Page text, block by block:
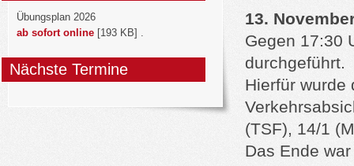
13.
Gegen 17:30
durchgeführt.
Hierfür wurde
(TSF), 14/1
Das Ende
Übungsplan 2026
ab sofort online [193 KB] .
Nächste Termine